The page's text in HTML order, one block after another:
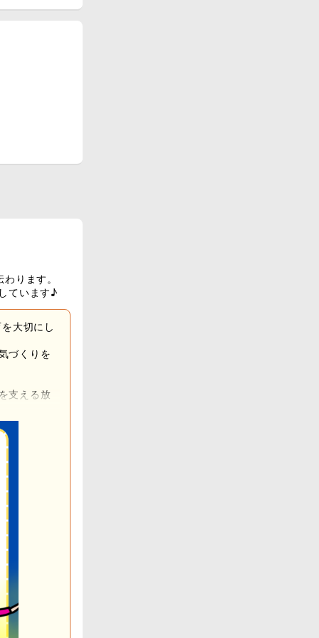
ります。
ています♪
大切にし
づくりを
支える放
児童館
いづく
設・分